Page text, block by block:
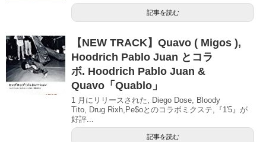
記事を読む
【NEW TRACK】Quavo ( Migos ),
Hoodrich Pablo Juan とコラ
ボ. Hoodrich Pablo Juan &
Quavo「Quablo」
1 月にリリースされた, Diego Dose, Bloody
Tito, Drug Rixh,Pe$oとのコラボミクステ,『1'5』が
好評...
記事を読む